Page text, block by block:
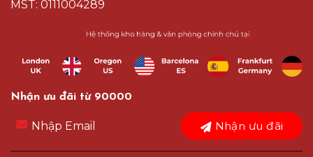
MST: 0111004289
Nhận ưu đãi từ 90000
Nhận ưu đãi